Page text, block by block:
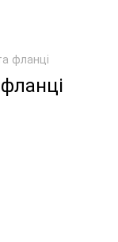
фланці